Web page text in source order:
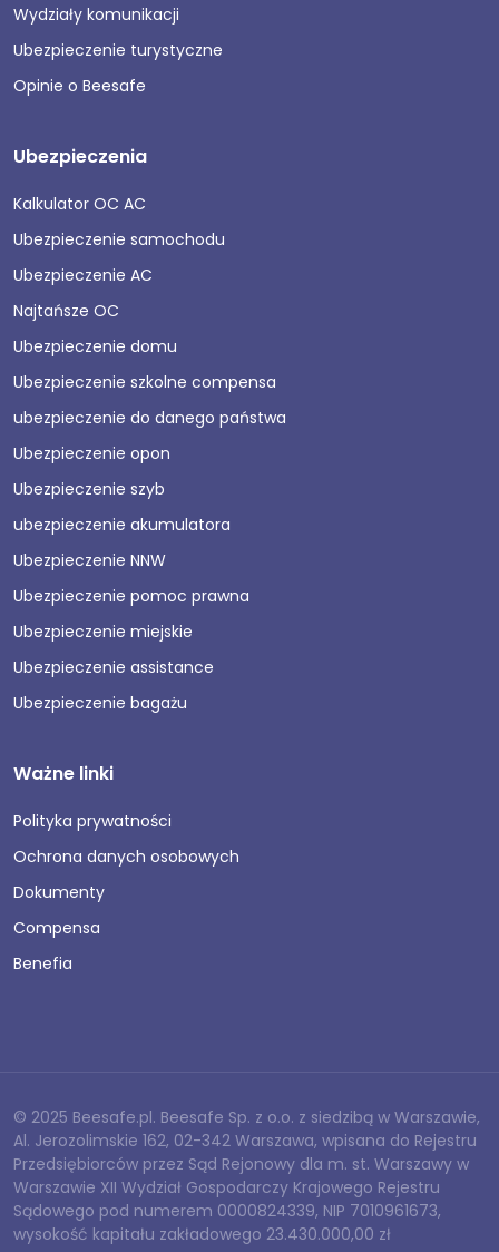
Wydziały komunikacji
Ubezpieczenie turystyczne
Opinie o Beesafe
Ubezpieczenia
Kalkulator OC AC
Ubezpieczenie samochodu
Ubezpieczenie AC
Najtańsze OC
Ubezpieczenie domu
Ubezpieczenie szkolne compensa
ubezpieczenie do danego państwa
Ubezpieczenie opon
Ubezpieczenie szyb
ubezpieczenie akumulatora
Ubezpieczenie NNW
Ubezpieczenie pomoc prawna
Ubezpieczenie miejskie
Ubezpieczenie assistance
Ubezpieczenie bagażu
Ważne linki
Polityka prywatności
Ochrona danych osobowych
Dokumenty
Compensa
Benefia
© 2025 Beesafe.pl. Beesafe Sp. z o.o. z siedzibą w Warszawie,
Al. Jerozolimskie 162, 02-342 Warszawa, wpisana do Rejestru
Przedsiębiorców przez Sąd Rejonowy dla m. st. Warszawy w
Warszawie XII Wydział Gospodarczy Krajowego Rejestru
Sądowego pod numerem 0000824339, NIP 7010961673,
wysokość kapitału zakładowego 23.430.000,00 zł